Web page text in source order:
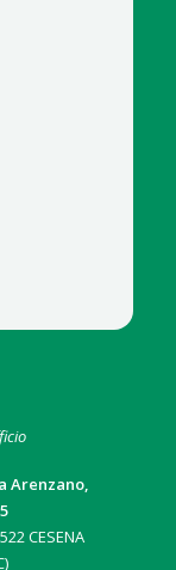
Arenzano,
CESENA